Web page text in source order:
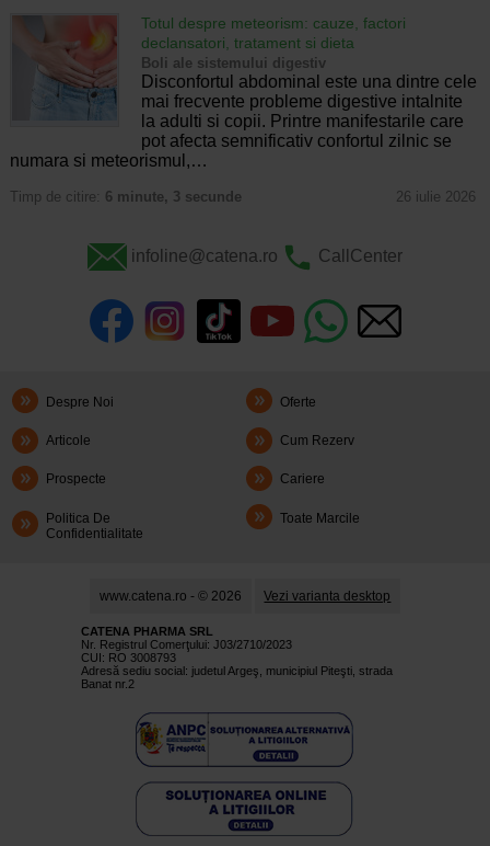
Totul despre meteorism: cauze, factori
declansatori, tratament si dieta
Boli ale sistemului digestiv
Disconfortul abdominal este una dintre cele
mai frecvente probleme digestive intalnite
la adulti si copii. Printre manifestarile care
pot afecta semnificativ confortul zilnic se
numara si meteorismul,…
Timp de citire: 6 minute, 3 secunde 26 iulie 2026
infoline@catena.ro CallCenter
Despre Noi Oferte
Articole Cum Rezerv
Prospecte Cariere
Politica De
Confidentialitate
Toate Marcile
www.catena.ro - © 2026 Vezi varianta desktop
CATENA PHARMA SRL
Nr. Registrul Comerţului: J03/2710/2023
CUI: RO 3008793
Adresă sediu social: judetul Argeş, municipiul Piteşti, strada
Banat nr.2